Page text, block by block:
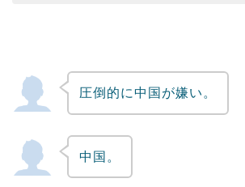
圧倒的に中国が嫌い。
中国。